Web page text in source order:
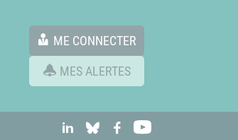
ME CONNECTER
MES ALERTES
linkedInBlueskyFacebook